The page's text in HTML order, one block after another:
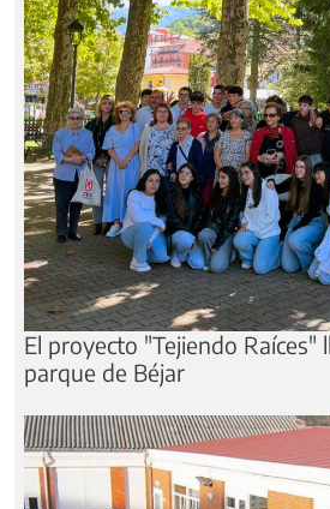
El proyecto "Tejiendo Raíces"
parque de Béjar